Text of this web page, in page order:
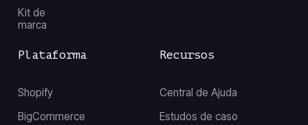
Kit de
marca
Recursos
Central de Ajuda
Estudos de caso
Plataforma
Shopify
BigCommerce